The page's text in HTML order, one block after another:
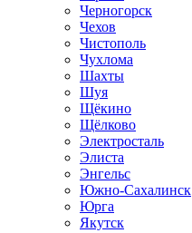
Черногорск
Чехов
Чистополь
Чухлома
Шахты
Шуя
Щёкино
Щёлково
Электросталь
Элиста
Энгельс
Южно-Сахалинск
Юрга
Якутск